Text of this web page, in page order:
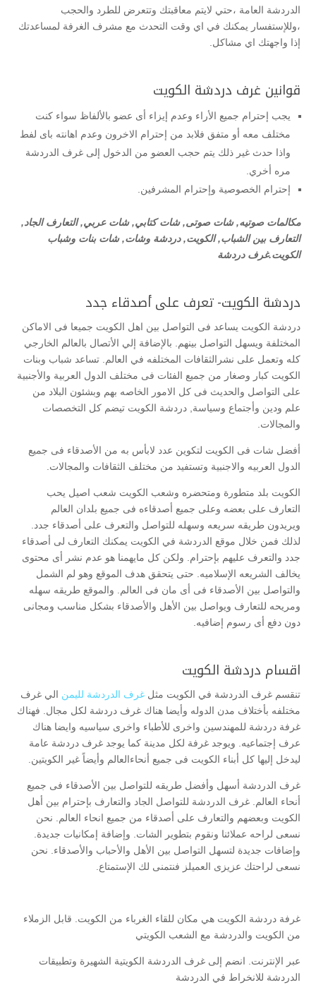
الدردشة العامة ،حتي لايتم معاقبتك وتتعرض للطرد والحجب
،وللإستفسار يمكنك في اي وقت التحدث مع مشرف الغرفة لمساعدتك
إذا واجهتك اي مشاكل.
قوانين غرف دردشة الكويت
يجب إحترام جميع الأراء وعدم إيزاء أى عضو بالألفاظ سواء كنت
مختلف معه أو متفق فلابد من إحترام الاخرون وعدم اهانته باى لفط
واذا حدث غير ذلك يتم حجب العضو من الدخول إلى غرف الدردشة
مره أخري.
إحترام الخصوصية وإحترام المشرفين.
مكالمات صوتيه, شات صوتى, شات كتابي, شات عربي, التعارف الجاد,
التعارف بين الشباب, الكويت, دردشة وشات, شات بنات وشباب
الكويت.غرف دردشة
دردشة الكويت- تعرف على أصدقاء جدد
دردشة الكويت يساعد فى التواصل بين اهل الكويت جميعا فى الاماكن
المختلفة ويسهل التواصل بينهم. بالإضافة إلي الأتصال بالعالم الخارجي
كله وتعمل على نشرالثقافات المختلفه في العالم. تساعد شباب وبنات
الكويت كبار وصغار من جميع الفئات فى مختلف الدول العربية والأجنبية
على التواصل والحديث فى كل الامور الخاصه بهم وبشئون البلاد من
علم ودين وأجتماع وسياسة, دردشة الكويت تيضم كل التخصصات
والمجالات.
أفضل شات فى الكويت لتكوين عدد لابأس به من الأصدقاء فى جميع
الدول العربيه والاجنبية وتستفيد من مختلف الثقافات والمجالات.
الكويت بلد متطورة ومتحضره وشعب الكويت شعب اصيل يحب
التعارف على بعضه وعلى جميع أصدقاءه فى جميع بلدان العالم
ويريدون طريقه سريعه وسهله للتواصل والتعرف على أصدقاء جدد.
لذلك فمن خلال موقع الدردشة في الكويت يمكنك التعارف لى أصدقاء
جدد والتعرف عليهم بإحترام. ولكن كل مايهمنا هو عدم نشر أى محتوى
يخالف الشريعه الإسلاميه. حتى يتحقق هدف الموقع وهو لم الشمل
والتواصل بين الأصدقاء فى أى مان فى العالم. والموقع طريقه سهله
ومريحه للتعارف ويواصل بين الأهل والأصدقاء بشكل مناسب ومجانى
دون دفع أى رسوم إضافيه.
اقسام دردشة الكويت
تنقسم غرف الدردشة في الكويت مثل غرف الدردشة لليمن الي غرف
مختلفه بأختلاف مدن الدوله وأيضا هناك غرف دردشة لكل مجال. فهناك
غرفة دردشة للمهندسين واخرى للأطباء واخرى سياسيه وايضا هناك
عرف إجتماعيه. ويوجد غرفة لكل مدينة كما يوجد غرف دردشة عامة
ليدخل إليها كل أبناء الكويت فى جميع أنحاءالعالم وأيضاً غير الكويتين.
غرف الدردشة أسهل وأفضل طريقه للتواصل بين الأصدقاء فى جميع
أنحاء العالم. غرف الدردشة للتواصل الجاد والتعارف بإحترام بين أهل
الكويت وبعضهم والتعارف على أصدقاء من جميع انحاء العالم. نحن
نسعى لراحه عملائنا ونقوم بتطوير الشات. وإضافة إمكانيات جديدة.
وإضافات جديدة لتسهل التواصل بين الأهل والأحباب والأصدقاء. نحن
نسعى لراحتك عزيزى العميلز فنتمنى لك الإستمتاع.
غرفة دردشة الكويت هي مكان للقاء الغرباء من الكويت. قابل الزملاء
من الكويت والدردشة مع الشعب الكويتي
عبر الإنترنت. انضم إلى غرف الدردشة الكويتية الشهيرة وتطبيقات
الدردشة للانخراط في الدردشة